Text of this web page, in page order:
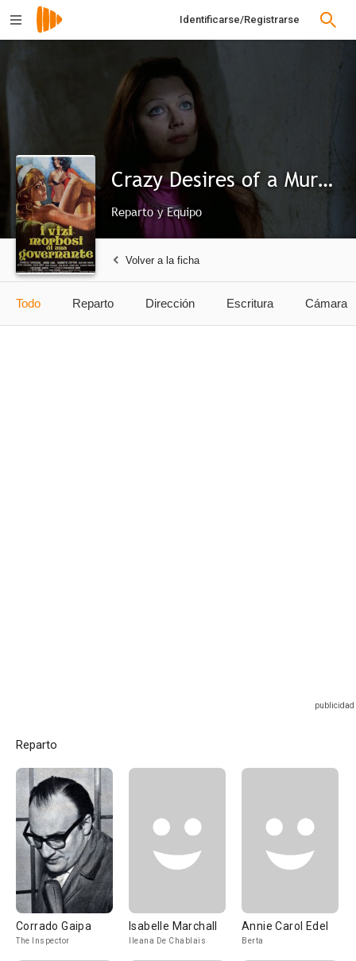
Identificarse/Registrarse
Crazy Desires of a Murderer
Reparto y Equipo
Volver a la ficha
Todo Reparto Dirección Escritura Cámara
Reparto
Corrado Gaipa
The Inspector
Isabelle Marchall
Ileana De Chablais
Annie Carol Edel
Berta